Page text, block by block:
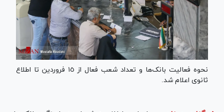
نحوه فعالیت بانک‌ها و تعداد شعب فعال از ١٥ فروردین تا اطلاع
ثانوی اعلام شد.